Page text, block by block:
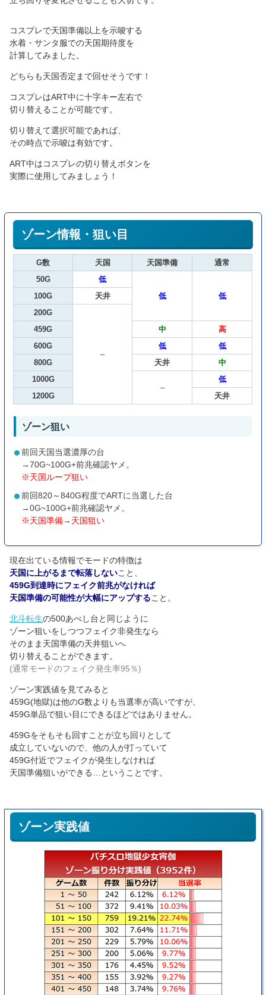
コスプレで天国準備以上を示唆する
水着・サンタ服での天国期待度を
計算してみました。
どちらも天国否定まで回せそうです！
コスプレはART中に十字キー左右で
切り替えることが可能です。
切り替えて選択可能であれば、
その時点で示唆は有効です。
ART中はコスプレの切り替えボタンを
実際に使用してみましょう！
ゾーン情報・狙い目
G数 天国 天国準備
通常
50G
低
低
低
100G
天井
200G
–
459G 中
高
600G
低
低
800G
天井
中
1000G
–
低
1200G
天井
ゾーン狙い
前回天国当選濃厚の台
→70G~100G+前兆確認ヤメ。
※天国ループ狙い
前回820～840G程度でARTに当選した台
→0G~100G+前兆確認ヤメ。
※天国準備→天国狙い
現在出ている情報でモードの特徴は
天国に上がるまで転落しないこと、
459G到達時にフェイク前兆がなければ
天国準備の可能性が大幅にアップすること。
北斗転生の500あべし台と同じように
ゾーン狙いをしつつフェイク非発生なら
そのまま天国準備の天井狙いへ
切り替えることができます。
(通常モードのフェイク発生率95％)
ゾーン実践値を見てみると
459G(地獄)は他のG数よりも当選率が高いですが、
459G単品で狙い目にできるほどではありません。
459Gをそもそも回すことが立ち回りとして
成立していないので、他の人が打っていて
459G付近でフェイクが発生しなければ
天国準備狙いができる…ということです。
ゾーン実践値